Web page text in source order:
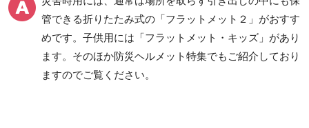
紐）
ゴバンド）
ヘルメット内装品（衝
撃吸収ライナー）
ヘルメット内装品（シ
管できる折りたたみ式の「フラットメット２ 」がおすす
めです。子供用には「フラットメット・キッズ 」があり
ます。そのほか防災ヘルメット特集でもご紹介しており
ますのでご覧ください。